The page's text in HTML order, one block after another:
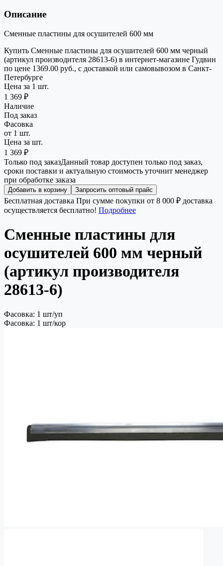
Описание
Сменные пластины для осушителей 600 мм
Купить Сменные пластины для осушителей 600 мм черный
(артикул производителя 28613-6) в интернет-магазине Гудвин
по цене 1369.00 руб., с доставкой или самовывозом в Санкт-
Петербурге
Цена за 1 шт.
1 369 ₽
Наличие
Под заказ
Фасовка
от 1 шт.
Цена за шт.
1 369 ₽
Только под заказДанный товар доступен только под заказ,
сроки поставки и актуальную стоимость уточнит менеджер
при обработке заказа
Добавить в корзину Запросить оптовый прайс
Бесплатная доставка При сумме покупки от 8 000 ₽ доставка
осуществляется бесплатно! Подробнее
Сменные пластины для
осушителей 600 мм черный
(артикул производителя
28613-6)
Фасовка: 1 шт/уп
Фасовка: 1 шт/кор